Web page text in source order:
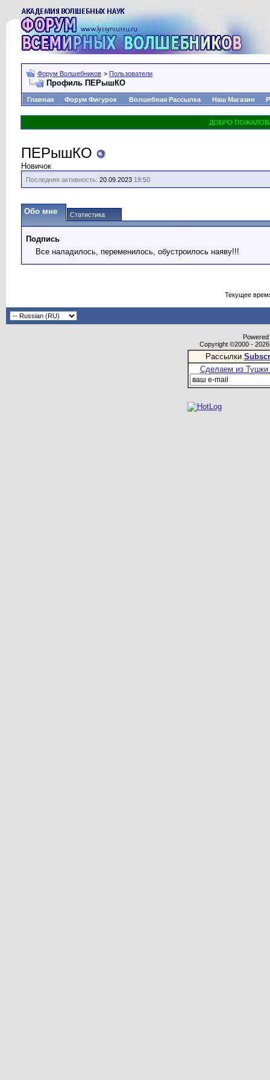
Форум Волшебников > Пользователи
Профиль ПЕРышКО
Главная Форум Фигурок Волшебная Рассылка Наш Магазин
ПЕРышКО
Новичок
Последняя активность: 20.09.2023 19:50
Обо мне Статистика
Подпись
Все наладилось, переменилось, обустроилось наяву!!!
Текущее
Copyright ©2000 -
Рассылки
Сделаем из Тушки